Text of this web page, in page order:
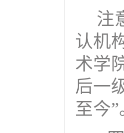
注
认机
术学
后一
至今”